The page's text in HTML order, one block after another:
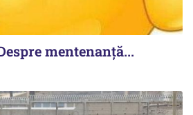
mentenanță...